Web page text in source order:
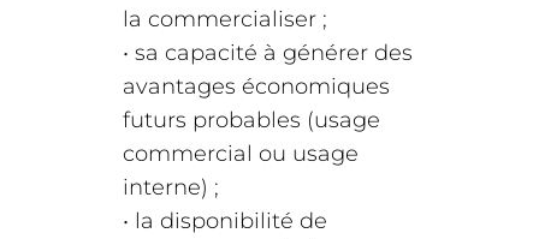
la commercialiser ;
• sa capacité à générer des
avantages économiques
futurs probables (usage
commercial ou usage
interne) ;
• la disponibilité de